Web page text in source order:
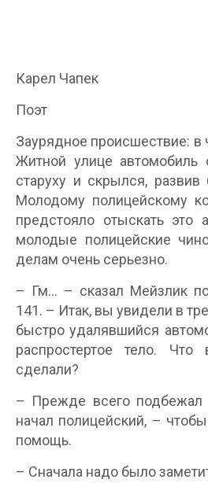
Карел Чапек
Поэт
Заурядное происшествие: в
Житной улице автомобиль
старуху и скрылся,
Молодому полицейскому
предстояло отыскать это
молодые полицейские
делам очень серьезно.
– Гм… – сказал Мейзлик
141. – Итак, вы увидели в
быстро удалявшийся
распростертое тело.
сделали?
– Прежде всего подбежал
начал полицейский, –
помощь.
– Сначала надо было